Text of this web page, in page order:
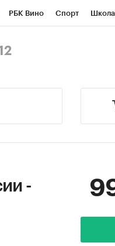
РБК Вино Спорт Школа
-